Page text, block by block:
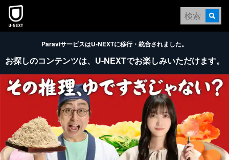
本文へスキップ
ParaviサービスはU-NEXTに移行・統合されました。
お探しのコンテンツは、 U-NEXTでお楽しみいただけます。